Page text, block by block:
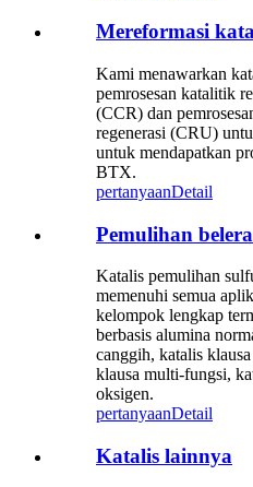
Mereformasi
Kami menawarkan
pemrosesan katalitik
(CCR) dan
regenerasi (CRU)
untuk mendapatkan
BTX.
pertanyaanDetail
Pemulihan
Katalis pemulihan
memenuhi semua
kelompok lengkap
berbasis alumina
canggih, katalis
klausa multi-fungsi,
oksigen.
pertanyaanDetail
Katalis lainnya